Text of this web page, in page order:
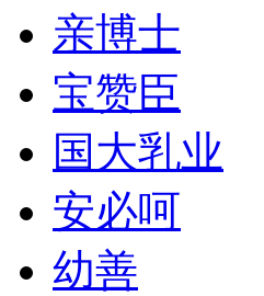
亲博士
宝赞臣
国大乳业
安必呵
幼善